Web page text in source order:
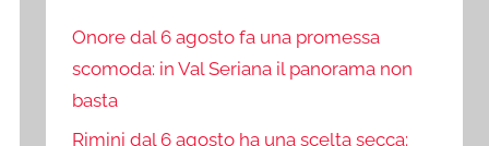
Onore dal 6 agosto fa una promessa
scomoda: in Val Seriana il panorama non
basta
Rimini dal 6 agosto ha una scelta secca: